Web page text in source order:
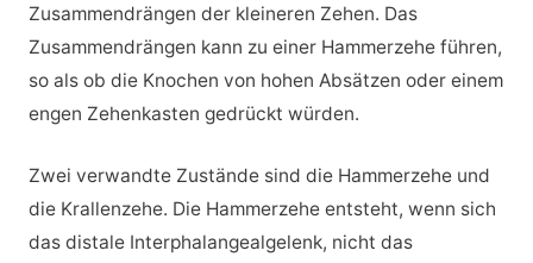
Zusammendrängen der kleineren Zehen. Das
Zusammendrängen kann zu einer Hammerzehe führen,
so als ob die Knochen von hohen Absätzen oder einem
engen Zehenkasten gedrückt würden.
Zwei verwandte Zustände sind die Hammerzehe und
die Krallenzehe. Die Hammerzehe entsteht, wenn sich
das distale Interphalangealgelenk, nicht das